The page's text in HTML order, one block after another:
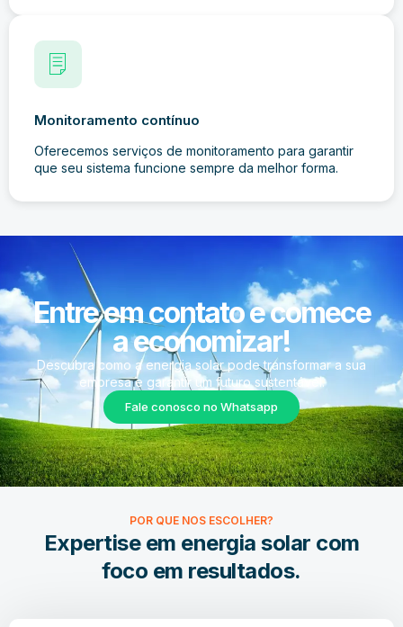
Monitoramento contínuo
Oferecemos serviços de monitoramento para garantir
que seu sistema funcione sempre da melhor forma.
Entre em contato e comece
a economizar!
Descubra como a energia solar pode transformar a sua
empresa e garantir um futuro sustentável.
Fale conosco no Whatsapp
POR QUE NOS ESCOLHER?
Expertise em energia solar com
foco em resultados.